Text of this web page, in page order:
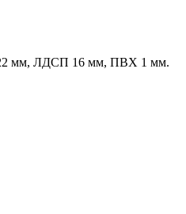
мм, ЛДСП 16 мм, ПВХ 1 мм.